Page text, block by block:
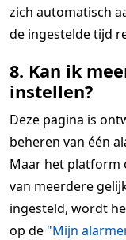
zich automatisch
de ingestelde tijd
8. Kan ik
instellen?
Deze pagina is
beheren van één
Maar het platform
van meerdere
ingesteld, wordt
op de "Mijn